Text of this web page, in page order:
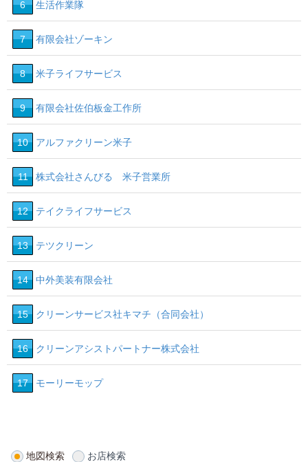
6 生活作業隊
7 有限会社ゾーキン
8 米子ライフサービス
9 有限会社佐伯板金工作所
10 アルファクリーン米子
11 株式会社さんびる 米子営業所
12 テイクライフサービス
13 テツクリーン
14 中外美装有限会社
15 クリーンサービス社キマチ（合同会社）
16 クリーンアシストパートナー株式会社
17 モーリーモップ
地図検索 お店検索